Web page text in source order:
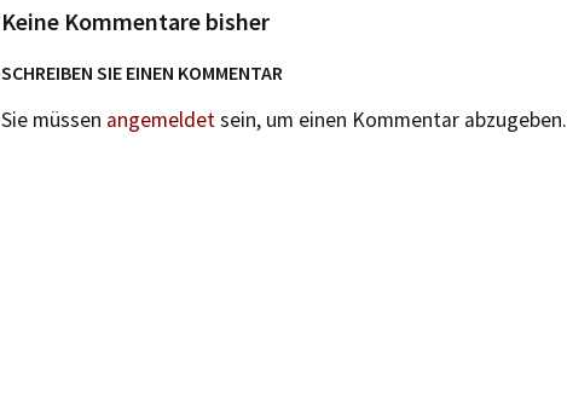
Keine Kommentare bisher
SCHREIBEN SIE EINEN KOMMENTAR
Sie müssen angemeldetsein, um einen Kommentar abzugeben.